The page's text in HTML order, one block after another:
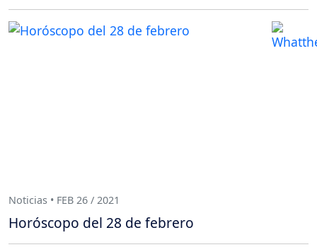
Noticias • FEB 26 / 2021
Horóscopo del 28 de febrero